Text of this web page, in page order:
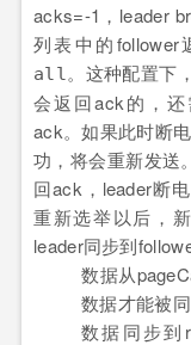
acks=-1，leader
列表中的
all 。这种配置下
会返回ack的，
ack。如果此时断
功，将会重新发送
回ack，leader断
重新选举以后，
leader同步到
数据从
数据才能被同
数据同步到